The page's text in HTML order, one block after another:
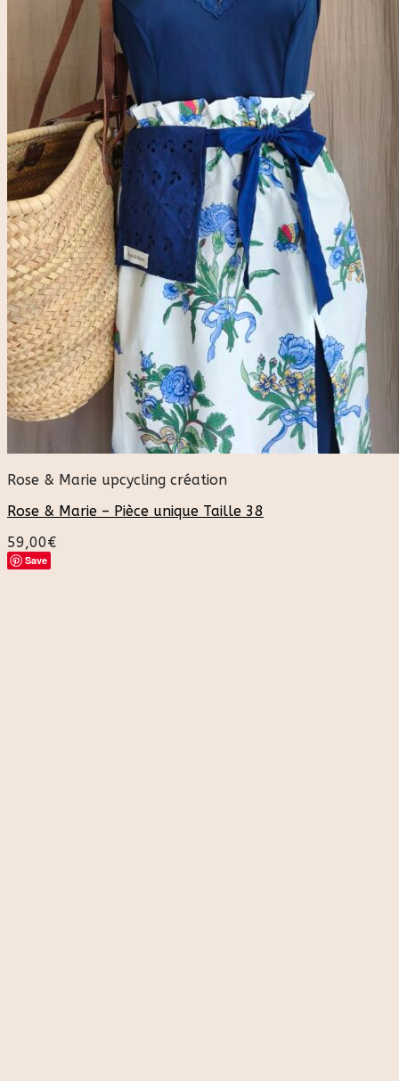
Rose & Marie upcycling création
Rose & Marie – Pièce unique Taille 38
59,00€
Save